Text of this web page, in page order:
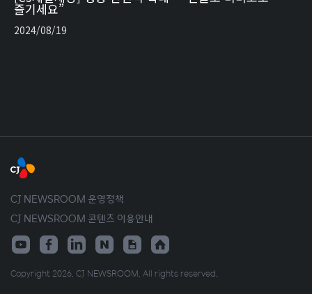
즐기세요”
2024/08/19
CJ NEWSROOM 운영정책
CJ NEWSROOM 콘텐츠 이용안내
Copyright 2026. CJ NEWSROOM. All rights reserved.